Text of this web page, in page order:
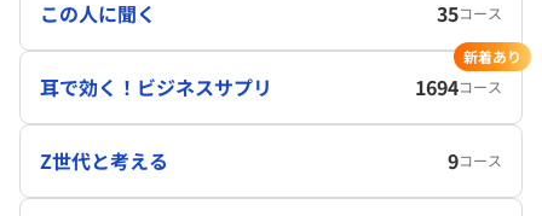
この人に聞く 35コース
耳で効く！ビジネスサプリ 1694コース
新着あり
Z世代と考える 9コース